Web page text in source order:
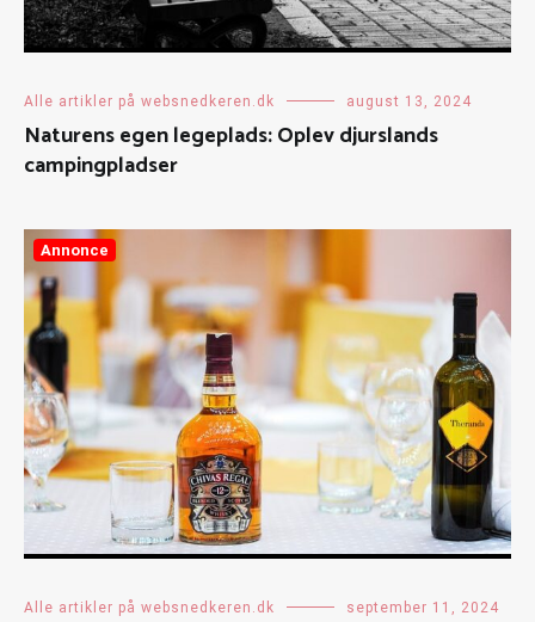
Alle artikler på websnedkeren.dk august 13, 2024
Naturens egen legeplads: Oplev djurslands
campingpladser
Annonce
Alle artikler på websnedkeren.dk september 11, 2024